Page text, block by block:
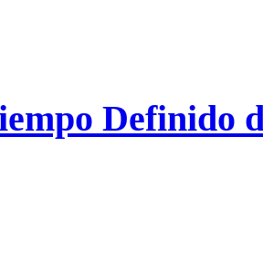
Definido